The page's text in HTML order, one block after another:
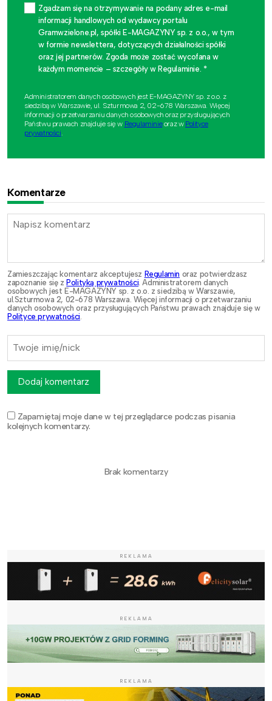
Zgadzam się na otrzymywanie na podany adres e-mail
informacji handlowych od wydawcy portalu
Gramwzielone.pl, spółki E-MAGAZYNY sp. z o.o., w tym
w formie newslettera, dotyczących działalności spółki
oraz jej partnerów. Zgoda może zostać wycofana w
każdym momencie – szczegóły w Regulaminie. *
Administratorem danych osobowych jest E-MAGAZYNY sp. z o.o. z
siedzibą w Warszawie, ul. Szturmowa 2, 02-678 Warszawa. Więcej
informacji o przetwarzaniu danych osobowych oraz przysługujących
Państwu prawach znajduje się w Regulaminieoraz w Polityce
prywatności.
Komentarze
Zamieszczając komentarz akceptujesz Regulamin oraz potwierdzasz
zapoznanie się zPolityką prywatności . Administratorem danych
osobowych jest E-MAGAZYNY sp. z o.o. z siedzibą w Warszawie,
ul.Szturmowa 2, 02-678 Warszawa. Więcej informacji o przetwarzaniu
danych osobowych oraz przysługujących Państwu prawach znajduje się w
Polityce prywatności
Zapamiętaj moje dane w tej przeglądarce podczas pisania
kolejnych komentarzy.
Dodaj komentarz
Brak komentarzy
REKLAMA
REKLAMA
REKLAMA